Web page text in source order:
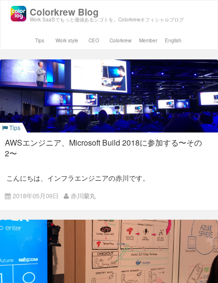
Work SaaSでもっと価値あるシゴトを。Colorkrewオフィシャルブログ
Colorkrew Blog
Tips Work style CEO Colorkrew Member English
Tips
AWSエンジニア、Microsoft Build 2018に参加する〜その
2〜
こんにちは、インフラエンジニアの赤川です。
初日と本日はKey Noteがあったのですが、Azureだけに留まら
ょっと良くわからない・・となることが多かったです。 ちなみ
に本日一番の盛り上がりはnotepad（メモ帳）のLF改行コード
対応、でした。
Key Note後はセッションやWork Shop、展示会場が用意されて
います。
本日はContainerサービスについて両クラウドの比較をしてみ
たいと思います。
2018年05月09日 赤川蘭丸